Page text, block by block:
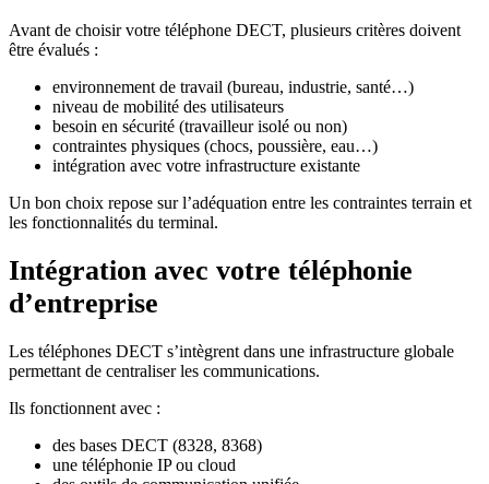
Avant de choisir votre téléphone DECT, plusieurs critères doivent
être évalués :
environnement de travail (bureau, industrie, santé…)
niveau de mobilité des utilisateurs
besoin en sécurité (travailleur isolé ou non)
contraintes physiques (chocs, poussière, eau…)
intégration avec votre infrastructure existante
Un bon choix repose sur l’adéquation entre les contraintes terrain et
les fonctionnalités du terminal.
Intégration avec votre téléphonie
d’entreprise
Les téléphones DECT s’intègrent dans une infrastructure globale
permettant de centraliser les communications.
Ils fonctionnent avec :
des bases DECT (8328, 8368)
une téléphonie IP ou cloud